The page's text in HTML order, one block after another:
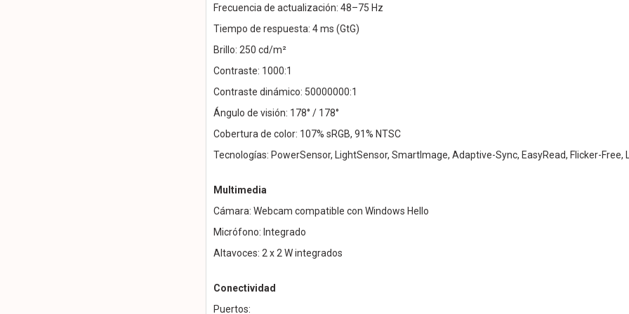
Frecuencia de actualización: 48–75 Hz
Tiempo de respuesta: 4 ms (GtG)
Brillo: 250 cd/m²
Contraste: 1000:1
Contraste dinámico: 50000000:1
Ángulo de visión: 178° / 178°
Cobertura de color: 107% sRGB, 91% NTSC
Tecnologías: PowerSensor, LightSensor, SmartImage, Adaptive-Sync, EasyRead, Flicker-Free,
Multimedia
Cámara: Webcam compatible con Windows Hello
Micrófono: Integrado
Altavoces: 2 x 2 W integrados
Conectividad
Puertos: